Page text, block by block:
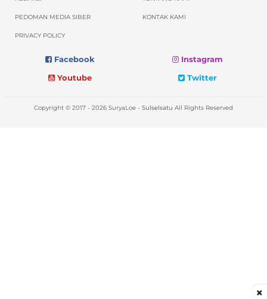
PEDOMAN MEDIA SIBER KONTAK KAMI
PRIVACY POLICY
Facebook
Instagram
Youtube
Twitter
Copyright © 2017 - 2026 SuryaLoe - Sulselsatu All Rights Reserved
×